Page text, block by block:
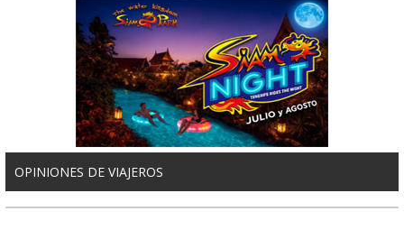
OPINIONES DE VIAJEROS